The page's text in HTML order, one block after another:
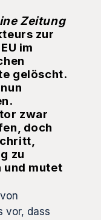
Zeitung
zur
im
gelöscht.
zwar
doch
zu
und mutet
vor, dass